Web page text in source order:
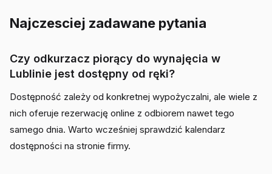
Najczesciej zadawane pytania
Czy odkurzacz piorący do wynajęcia w
Lublinie jest dostępny od ręki?
Dostępność zależy od konkretnej wypożyczalni, ale wiele z
nich oferuje rezerwację online z odbiorem nawet tego
samego dnia. Warto wcześniej sprawdzić kalendarz
dostępności na stronie firmy.